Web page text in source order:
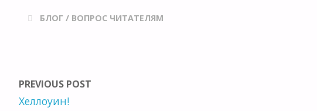
БЛОГ/ ВОПРОС ЧИТАТЕЛЯМ
PREVIOUS POST
Хеллоуин!